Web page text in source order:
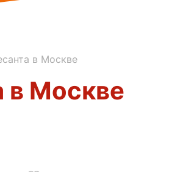
в Москве
в Москве